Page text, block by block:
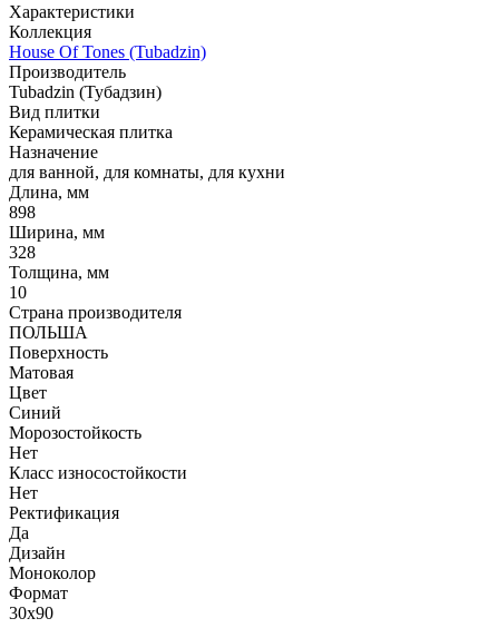
Характеристики
Коллекция
House Of Tones (Tubadzin)
Производитель
Tubadzin (Тубадзин)
Вид плитки
Керамическая плитка
Назначение
для ванной, для комнаты, для кухни
Длина, мм
898
Ширина, мм
328
Толщина, мм
10
Страна производителя
ПОЛЬША
Поверхность
Матовая
Цвет
Синий
Морозостойкость
Нет
Класс износостойкости
Нет
Ректификация
Да
Дизайн
Моноколор
Формат
30x90